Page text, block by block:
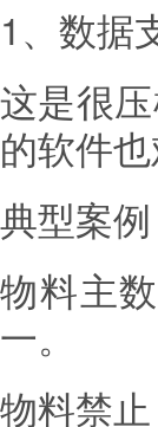
1、数据
这是很
的软件
典型案例
物料主
一。
物料禁